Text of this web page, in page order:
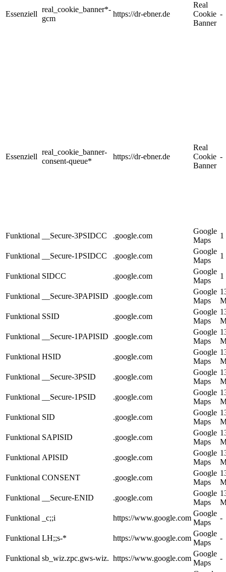
Essenziell
real_cookie_banner*-
gcm
https://dr-ebner.de
Real
Cookie
Banner
-
Essenziell
real_cookie_banner-
consent-queue*
https://dr-ebner.de
Real
Cookie
Banner
-
Funktional __Secure-3PSIDCC .google.com
Google
Maps
1
Funktional __Secure-1PSIDCC .google.com
Google
Maps
1
Funktional SIDCC .google.com
Google
Maps
1
Funktional __Secure-3PAPISID .google.com
Google
Maps
Funktional SSID .google.com
Google
Maps
Funktional
__Secure-1PAPISID .google.com
Google
Maps
Funktional HSID .google.com
Google
Maps
Funktional
__Secure-3PSID .google.com
Google
Maps
Funktional
__Secure-1PSID .google.com
Google
Maps
Funktional SID .google.com
Google
Maps
Funktional SAPISID .google.com
Google
Maps
Funktional APISID .google.com
Google
Maps
Funktional CONSENT .google.com
Google
Maps
Funktional
__Secure-ENID .google.com
Google
Maps
Funktional
_c;;i https://www.google.com
Google
Maps
-
Funktional LH;;s-* https://www.google.com
Google
Maps
-
Funktional sb_wiz.zpc.gws-wiz. https://www.google.com
Google
Maps
-